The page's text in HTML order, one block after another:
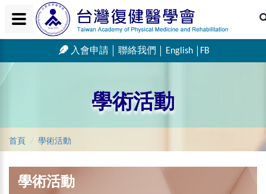
入會申請 聯絡我們 English FB
學術活動
首頁 學術活動
學術活動